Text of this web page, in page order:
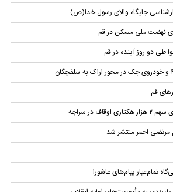
جایگاه والای رسول خدا(ص)
طی دو روز آینده در قم
قم
در سراجه
مرتضی احمر منتشر شد
تمام‌عیار پیام‌های عاشورا